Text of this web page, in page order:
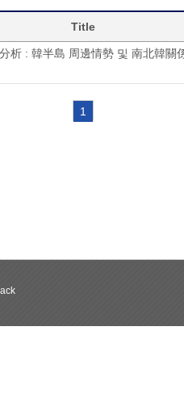
Title
析 : 韓半島 周邊情勢 및 南北韓關
1